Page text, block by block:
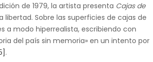
de 1979, la artista presenta Cajas de
Sobre las superficies de cajas de
a modo hiperrealista, escribiendo con
del país sin memoria» en un intento por
.